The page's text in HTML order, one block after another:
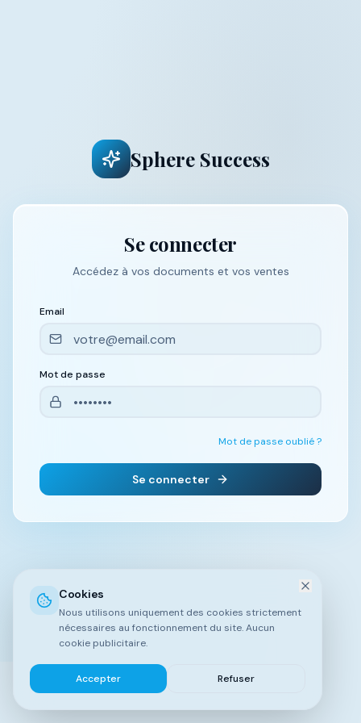
Sphere Success
Se connecter
Accédez à vos documents et vos ventes
Email
Mot de passe
Mot de passe oublié ?
Se connecter
Cookies
Nous utilisons uniquement des cookies strictement
nécessaires au fonctionnement du site. Aucun
cookie publicitaire.
Accepter Refuser